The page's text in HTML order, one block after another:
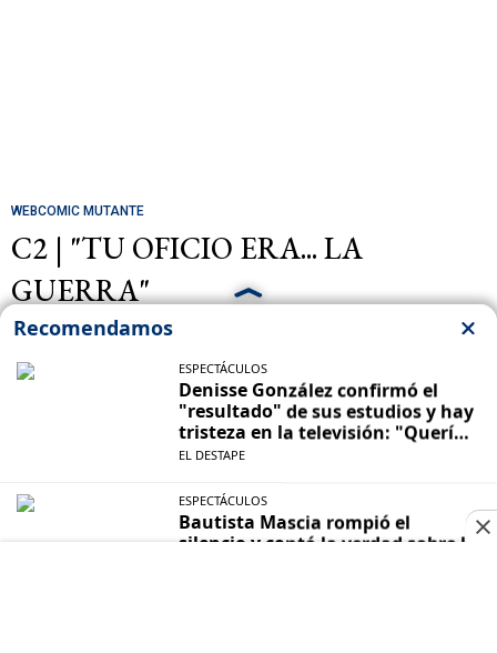
WEBCOMIC MUTANTE
C2 | "TU OFICIO ERA... LA
GUERRA"
TRENDING